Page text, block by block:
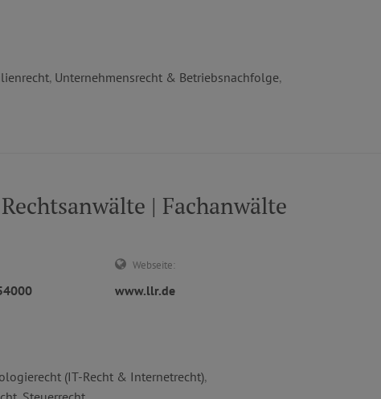
, Unternehmensrecht & Betriebsnachfolge,
| Fachanwälte
Webseite:
www.llr.de
(IT-Recht & Internetrecht),